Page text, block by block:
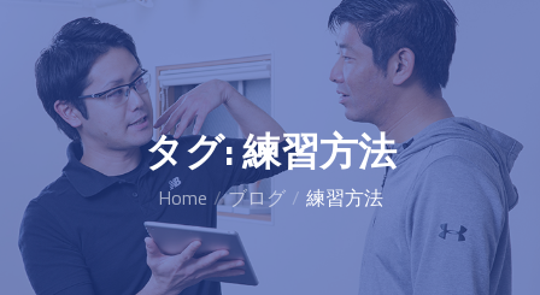
タグ:練習方法
Home ブログ 練習方法